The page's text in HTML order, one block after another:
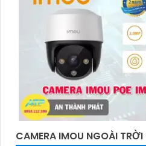
CAMERA IMOU NGOÀI